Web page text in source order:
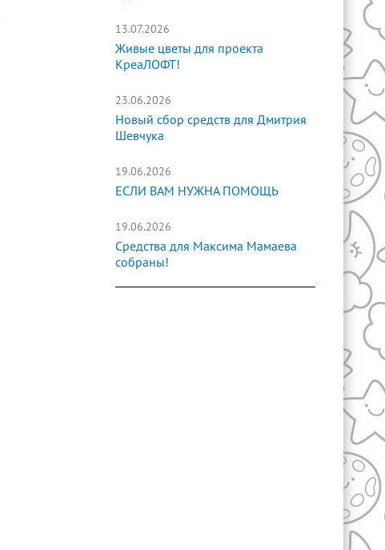
13.07.2026
Живые цветы для проекта
КреаЛОФТ!
23.06.2026
Новый сбор средств для Дмитрия
Шевчука
19.06.2026
ЕСЛИ ВАМ НУЖНА ПОМОЩЬ
19.06.2026
Средства для Максима Мамаева
собраны!